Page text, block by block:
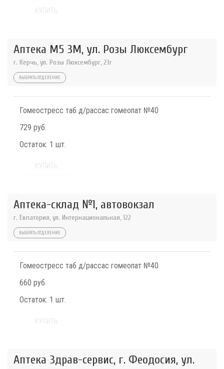
Аптека М5 3М, ул. Розы Люксембург
г. Керчь, ул. Розы Люксембург, 23г
ВЫБРАТЬ ОТДЕЛЕНИЕ
Гомеостресс таб д/рассас гомеопат №40
729 руб.
Остаток: 1 шт.
Аптека-склад №1, автовокзал
г. Евпатория, ул. Интернациональная, 122
ВЫБРАТЬ ОТДЕЛЕНИЕ
Гомеостресс таб д/рассас гомеопат №40
660 руб.
Остаток: 1 шт.
Аптека Здрав-сервис, г. Феодосия, ул.